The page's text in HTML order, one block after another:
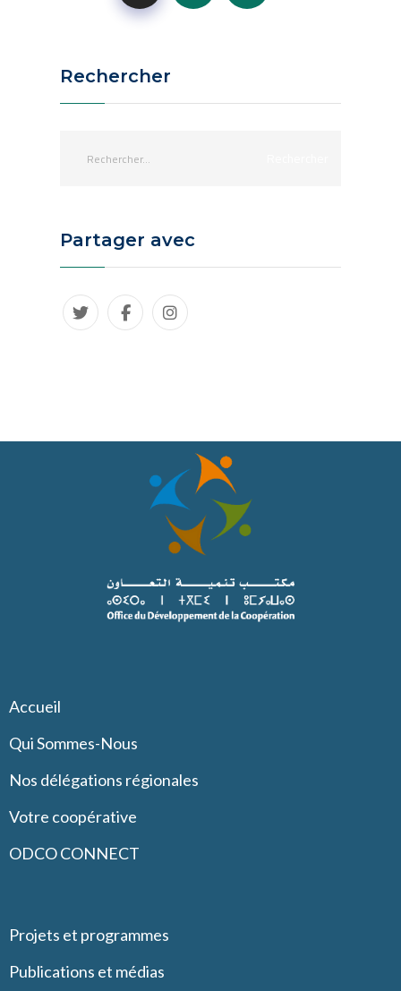
Rechercher
Partager avec
Accueil
Qui Sommes-Nous
Nos délégations régionales
Votre coopérative
ODCO CONNECT
Projets et programmes
Publications et médias